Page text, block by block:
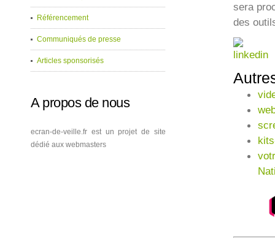
sera
des
Référencement
Communiqués de presse
Articles sponsorisés
A propos de nous
ecran-de-veille.fr est un projet de site
dédié aux webmasters